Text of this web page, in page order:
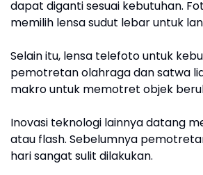
dapat diganti sesuai kebutuhan.
memilih lensa sudut lebar untuk
Selain itu, lensa telefoto untuk
pemotretan olahraga dan satwa
makro untuk memotret objek
Inovasi teknologi lainnya datang
atau flash. Sebelumnya
hari sangat sulit dilakukan.